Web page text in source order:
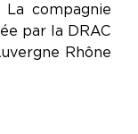
compagnie
par la DRAC